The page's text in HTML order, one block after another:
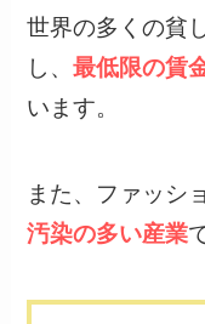
世界の多くの貧
し、最低限の賃
います。
また、ファッシ
汚染の多い産業